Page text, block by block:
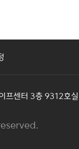
프센터 3층 9312호